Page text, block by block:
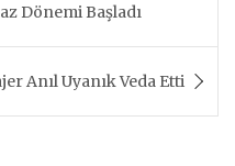
Dönemi Başladı
Anıl Uyanık Veda Etti